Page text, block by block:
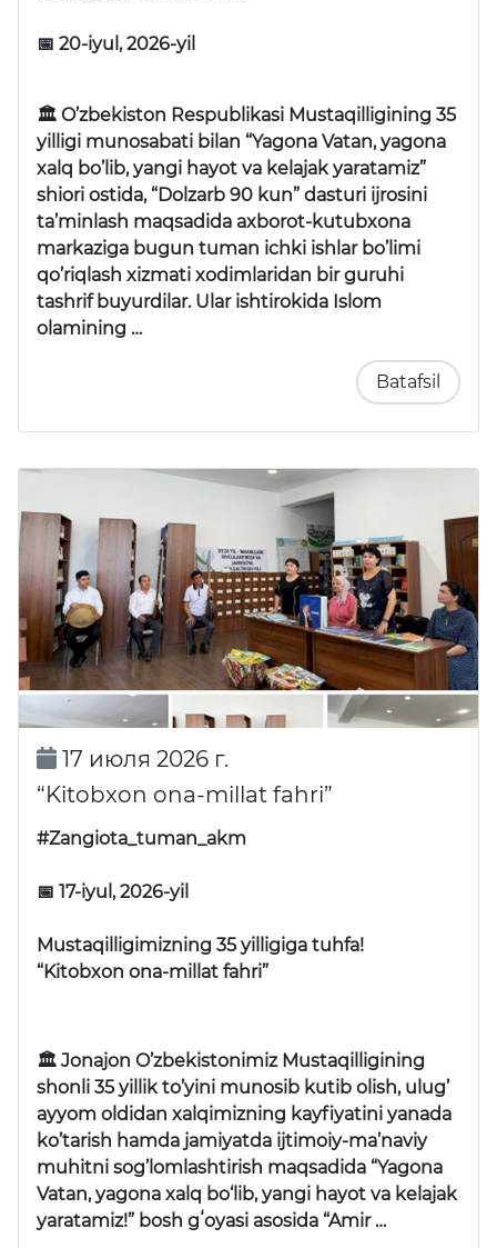
📅 20-iyul, 2026-yil
🏛 O’zbekiston Respublikasi Mustaqilligining 35
yilligi munosabati bilan “Yagona Vatan, yagona
xalq bo’lib, yangi hayot va kelajak yaratamiz”
shiori ostida, “Dolzarb 90 kun” dasturi ijrosini
ta’minlash maqsadida axborot-kutubxona
markaziga bugun tuman ichki ishlar bo’limi
qo’riqlash xizmati xodimlaridan bir guruhi
tashrif buyurdilar. Ular ishtirokida Islom
olamining …
Batafsil
17 июля 2026 г.
“Kitobxon ona-millat fahri”
#Zangiota_tuman_akm
📅 17-iyul, 2026-yil
Mustaqilligimizning 35 yilligiga tuhfa!
“Kitobxon ona-millat fahri”
🏛 Jonajon O’zbekistonimiz Mustaqilligining
shonli 35 yillik to’yini munosib kutib olish, ulug’
ayyom oldidan xalqimizning kayfiyatini yanada
ko’tarish hamda jamiyatda ijtimoiy-ma’naviy
muhitni sog’lomlashtirish maqsadida “Yagona
Vatan, yagona xalq bo‘lib, yangi hayot va kelajak
yaratamiz!” bosh gʻoyasi asosida “Amir …